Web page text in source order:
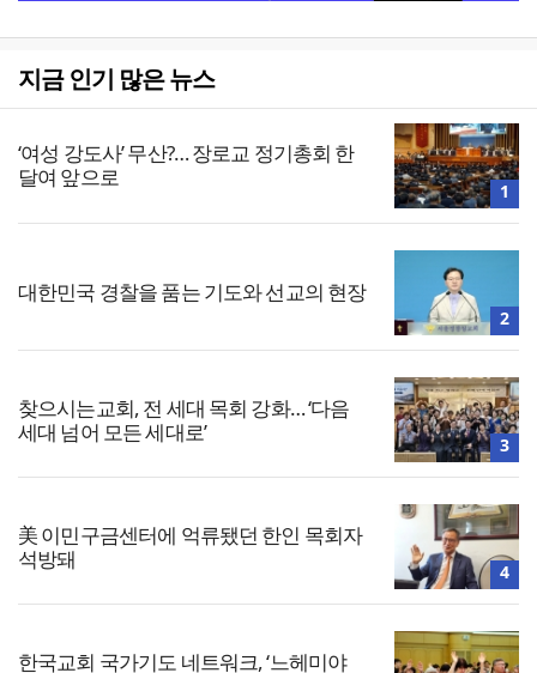
지금 인기 많은 뉴스
‘여성 강도사’ 무산?… 장로교 정기총회 한
달여 앞으로
1
대한민국 경찰을 품는 기도와 선교의 현장
2
찾으시는교회, 전 세대 목회 강화… ‘다음
세대 넘어 모든 세대로’
3
美 이민구금센터에 억류됐던 한인 목회자
석방돼
4
한국교회 국가기도 네트워크, ‘느헤미야